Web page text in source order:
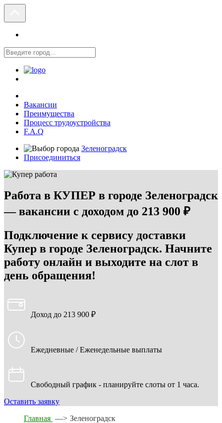
Вакансии
Преимущества
Процесс трудоустройства
F.A.Q
Зеленоградск
Присоединиться
Работа в КУПЕР в городе Зеленоградск
— вакансии с доходом до 213 900 ₽
Подключение к сервису доставки
Купер в городе Зеленоградск. Начните
работу онлайн и выходите на слот в
день обращения!
Доход до 213 900 ₽
Ежедневные / Еженедельные выплаты
Свободный график - планируйте слоты от 1 часа.
Оставить заявку
Главная —> Зеленоградск